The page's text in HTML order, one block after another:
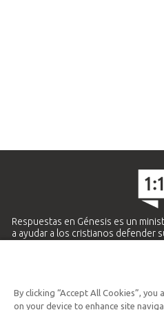
Respuestas en Génesis es un
a ayudar a los cristianos defender
Ministerio
By clicking “Accept All Cookies”,
on your device to enhance site